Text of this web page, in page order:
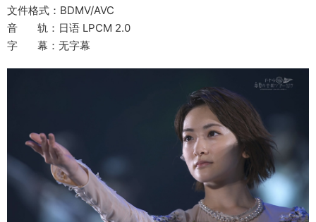
文件格式：BDMV/AVC
音 轨：日语 LPCM 2.0
字 幕：无字幕